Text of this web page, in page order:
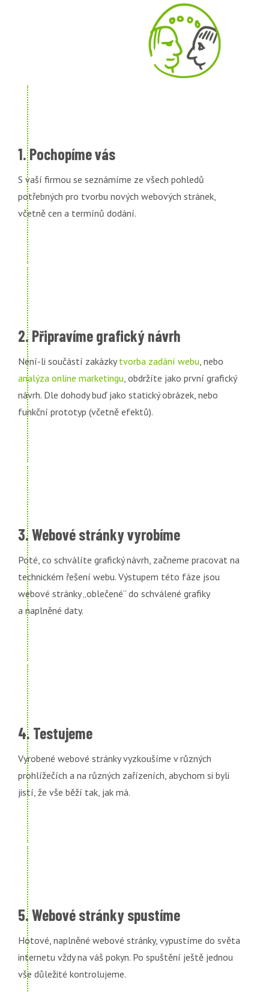
1. Pochopíme vás
S vaší firmou se seznámíme ze všech pohledů
potřebných pro tvorbu nových webových stránek,
včetně cen a termínů dodání.
2. Připravíme grafický návrh
Není-li součástí zakázkytvorba zadání webu, nebo
analýza online marketingu, obdržíte jako první grafický
návrh. Dle dohody buď jako statický obrázek, nebo
funkční prototyp (včetně efektů).
3. Webové stránky vyrobíme
Poté, co schválíte grafický návrh, začneme pracovat na
technickém řešení webu. Výstupem této fáze jsou
webové stránky „oblečené“ do schválené grafiky
a naplněné daty.
4. Testujeme
Vyrobené webové stránky vyzkoušíme v různých
prohlížečích a na různých zařízeních, abychom si byli
jistí, že vše běží tak, jak má.
5. Webové stránky spustíme
Hotové, naplněné webové stránky, vypustíme do světa
internetu vždy na váš pokyn. Po spuštění ještě jednou
vše důležité kontrolujeme.